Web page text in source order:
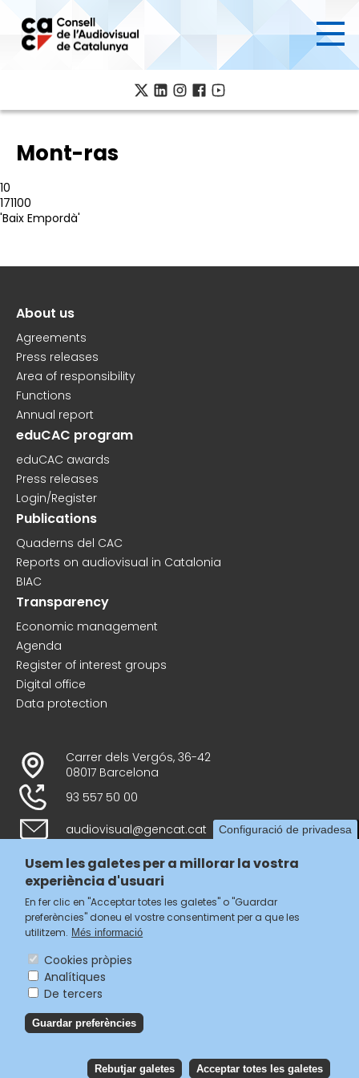
main
content
Mont-ras
10
171100
'Baix Empordà'
Peu
About us
Agreements
Press releases
Area of responsibility
Functions
Annual report
eduCAC program
eduCAC awards
Press releases
Login/Register
Publications
Quaderns del CAC
Reports on audiovisual in Catalonia
BIAC
Transparency
Economic management
Agenda
Register of interest groups
Digital office
Data protection
Carrer dels Vergós, 36-42
08017 Barcelona
93 557 50 00
audiovisual@gencat.cat
Follow us
Menú
legal
Accessibilitat
Política de galetes
Configuració de privadesa
Usem les galetes per a millorar la vostra
experiència d'usuari
En fer clic en "Acceptar totes les galetes" o "Guardar
preferències" doneu el vostre consentiment per a que les
utilitzem. Més informació
Cookies pròpies
Analítiques
De tercers
Guardar preferències
Rebutjar galetes Acceptar totes les galetes